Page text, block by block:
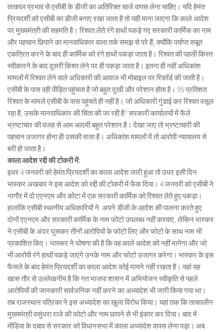
तत्काल प्रभाव से एसीबी के डीजी का अतिरिक्त चार्ज वापस लेना चाहिए। यदि हेमंत
प्रियदर्शी को एसीबी का डीजी बनाए रखा जाता है तो यही माना जाएगा कि काले आदेश
पर मुख्यमंत्री की सहमति है। रिश्वत लेते रंगे हाथों पकड़े गए सरकारी कार्मिक का नाम
और पहचान छिपाने का मानवाधिकार वाला तर्क समझ से परे हैं, क्योंकि पर्याप्त सबूत
एकत्रित करने के बाद ही कार्मिक को रंगे हाथों पकड़ा जाता है। रिश्वत की पहली किस्त
स्वीकारने के बाद दूसरी किश्त लेने पर ही पकड़ा जाता है। इतना ही नहीं अधिकांश
मामलों में रिश्वत लेने वाले अधिकारी की आवाज भी मोबाइल पर रिकॉर्ड की जाती है।
एसीबी के पास वही पीड़ित पहुंचता है जो बहुत दुखी और परेशान होता है। 95 प्रतिशत
रिश्वत के मामले एसीबी के पास पहुंचते ही नहीं है। जो अधिकारी गुंडाई कर रिश्वत वसूल
रहा है, उसके मानवाधिकार की चिंता की जा रही है? सरकारी कार्यालयों में फैले
भ्रष्टाचार की वजह से आम आदमी बहुत परेशान है। देखा जाए तो भ्रष्टाचारी की
पहचान उजागर होना ही उसकी सजा है। अधिकांश मामलों में तो आरोपी न्यायालय से
बरी हो जाता है।
काला आदेश रद्दी की टोकरी में:
इधर 4 जनवरी को हेमंत प्रियदर्शी का काला आदेश जारी हुआ तो उधर इसी दिन
भास्कर अखबार ने इस आदेश को रद्दी की टोकरी में फेंक दिया। 4 जनवरी को एसीबी ने
नागौर में दो एएनएम और कोटा में एक सरकारी कार्मिक को रिश्वत लेते हुए पकड़ा।
हालांकि एसीबी स्थानीय अधिकारियों ने अपने डीजी के आदेश की पालना करते हुए
दोनों एएनएम और सरकारी कार्मिक के नाम फोटो उपलब्ध नहीं करवाए, लेकिन भास्कर
ने एसीबी के अंदर घुसकर तीनों आरोपियों के फोटो लिए और फोटो के साथ नाम भी
प्रकाशित किए। भास्कर ने घोषणा की है कि वह काले आदेश को नहीं मानेगा और जो
भी आरोपी रंगे हाथों पकड़े जाएंगे उनके नाम और फोटो उजागर करेगा। भास्कर के इस
फैसले के बाद हेमंत प्रियदर्शी का काला आदेश कोई मायने नहीं रखता है। यहां यह
खास तौर से उल्लेखनीय है कि गत भाजपा शासन में अभियोजन स्वीकृति से पहले
आरोपियों की जानकारी सार्वजनिक नहीं करने का अध्यादेश भी जारी किया गया था।
तब राजस्थान पत्रिका ने इस अध्यादेश का खुला विरोध किया। यहां तक कि तत्कालीन
मुख्यमंत्री वसुंधरा राजे की फोटो और नाम छापने से भी इंकार कर दिया। बाद में
मीडिया के दबाव से सरकार को विधानसभा में काला अध्यादेश वापस लेना पड़ा। अब